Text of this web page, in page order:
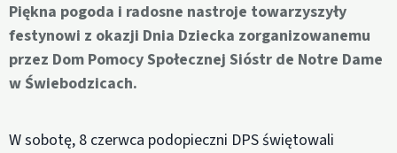
Piękna pogoda i radosne nastroje towarzyszyły
festynowi z okazji Dnia Dziecka zorganizowanemu
przez Dom Pomocy Społecznej Sióstr de Notre Dame
w Świebodzicach.
W sobotę, 8 czerwca podopieczni DPS świętowali